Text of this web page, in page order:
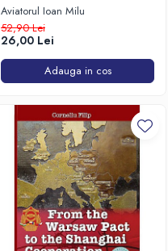
Aviatorul Ioan Milu
52,90 Lei
26,00 Lei
Adauga in cos